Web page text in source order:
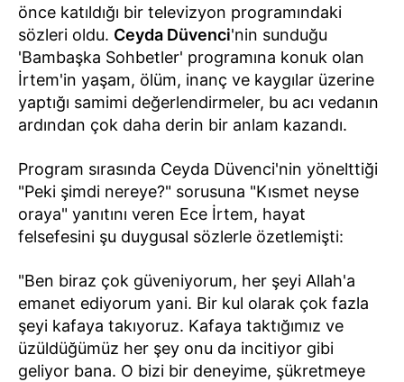
önce katıldığı bir televizyon programındaki
sözleri oldu. Ceyda Düvenci'nin sunduğu
'Bambaşka Sohbetler' programına konuk olan
İrtem'in yaşam, ölüm, inanç ve kaygılar üzerine
yaptığı samimi değerlendirmeler, bu acı vedanın
ardından çok daha derin bir anlam kazandı.
Program sırasında Ceyda Düvenci'nin yönelttiği
"Peki şimdi nereye?" sorusuna "Kısmet neyse
oraya" yanıtını veren Ece İrtem, hayat
felsefesini şu duygusal sözlerle özetlemişti:
"Ben biraz çok güveniyorum, her şeyi Allah'a
emanet ediyorum yani. Bir kul olarak çok fazla
şeyi kafaya takıyoruz. Kafaya taktığımız ve
üzüldüğümüz her şey onu da incitiyor gibi
geliyor bana. O bizi bir deneyime, şükretmeye